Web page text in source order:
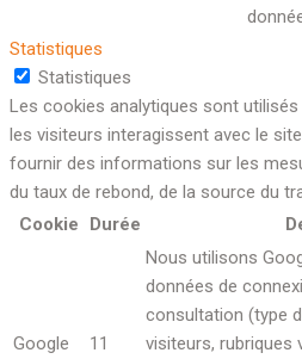
Statistiques
Statistiques
Les cookies analytiques sont
les visiteurs interagissent avec le
fournir des informations sur les
du taux de rebond, de la source du
Cookie
Durée
Google
11
Nous utilisons
données de
consultation (type
visiteurs, rubriques